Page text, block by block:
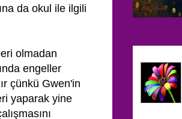
da okul ile ilgili
olmadan
engeller
çünkü Gwen'in
yaparak yine